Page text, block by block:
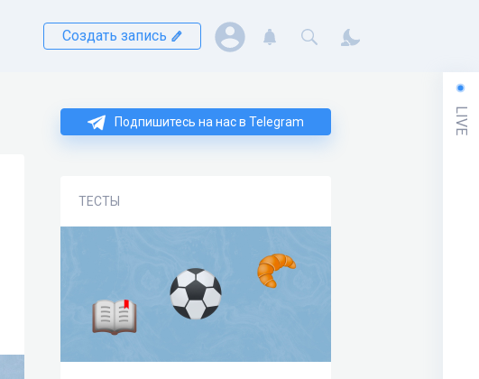
Создать запись
Подпишитесь на нас в Telegram
ТЕСТЫ
LIVE